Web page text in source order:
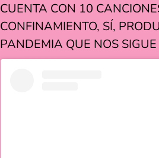
CUENTA CON 10
CONFINAMIENTO, SÍ,
PANDEMIA QUE NOS